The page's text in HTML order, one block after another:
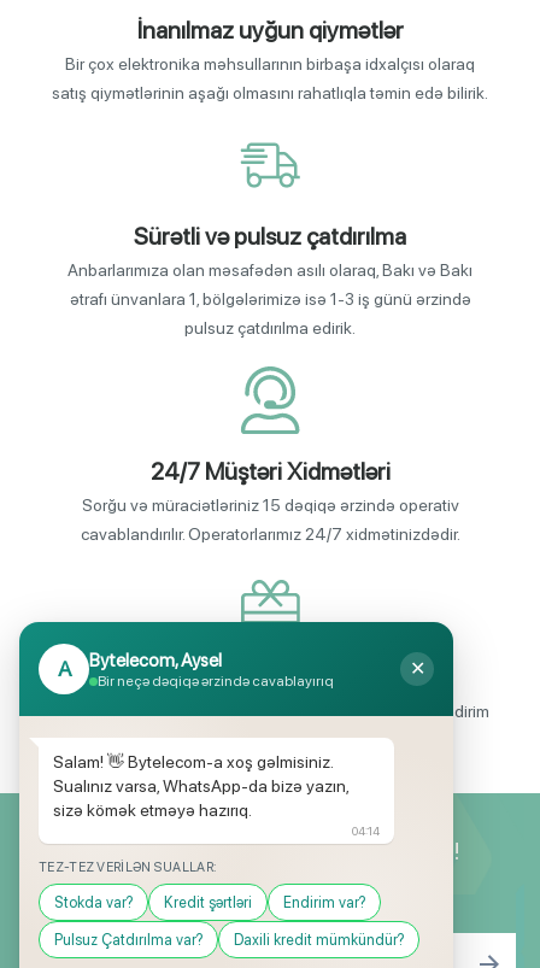
İnanılmaz uyğun qiymətlər
Bir çox elektronika məhsullarının birbaşa idxalçısı olaraq
satış qiymətlərinin aşağı olmasını rahatlıqla təmin edə bilirik.
Sürətli və pulsuz çatdırılma
Anbarlarımıza olan məsafədən asılı olaraq, Bakı və Bakı
ətrafı ünvanlara 1, bölgələrimizə isə 1-3 iş günü ərzində
pulsuz çatdırılma edirik.
24/7 Müştəri Xidmətləri
Sorğu və müraciətləriniz 15 dəqiqə ərzində operativ
cavablandırılır. Operatorlarımız 24/7 xidmətinizdədir.
Endirimli məhsul seçimi
Mağazalarımızda mütəmadi olaraq, yüksək məbləğli endirim
və hədiyyə kampaniyaları keçirilir.
Yeniliklərimizdən ilk siz xəbərdar olun!
A Bytelecom, Aysel
Bir neçə dəqiqə ərzində cavablayırıq
✕
Salam! 👋 Bytelecom-a xoş gəlmisiniz.
Sualınız varsa, WhatsApp-da bizə yazın,
sizə kömək etməyə hazırıq.
04:14
TEZ-TEZ VERILƏN SUALLAR:
Stokda var? Kredit şərtləri Endirim var?
Pulsuz Çatdırılma var? Daxili kredit mümkündür?